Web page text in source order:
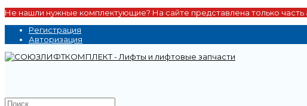
Не нашли нужные комплектующие? На сайте представлена только часть
Регистрация
Авторизация